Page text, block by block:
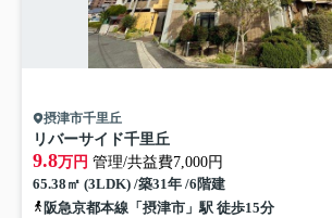
摂津市千里丘
リバーサイド千里丘
9.8万円 管理/共益費7,000円
65.38㎡ (3LDK) /築31年 /6階建
阪急京都本線「摂津市」駅 徒歩15分